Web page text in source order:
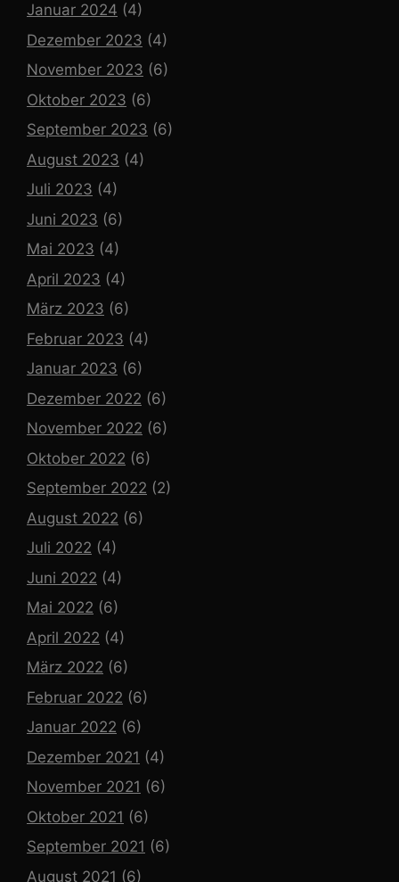
Januar 2024 (4)
Dezember 2023 (4)
November 2023 (6)
Oktober 2023 (6)
September 2023 (6)
August 2023 (4)
Juli 2023 (4)
Juni 2023 (6)
Mai 2023 (4)
April 2023 (4)
März 2023 (6)
Februar 2023 (4)
Januar 2023 (6)
Dezember 2022 (6)
November 2022 (6)
Oktober 2022 (6)
September 2022 (2)
August 2022 (6)
Juli 2022 (4)
Juni 2022 (4)
Mai 2022 (6)
April 2022 (4)
März 2022 (6)
Februar 2022 (6)
Januar 2022 (6)
Dezember 2021 (4)
November 2021 (6)
Oktober 2021 (6)
September 2021 (6)
August 2021 (6)